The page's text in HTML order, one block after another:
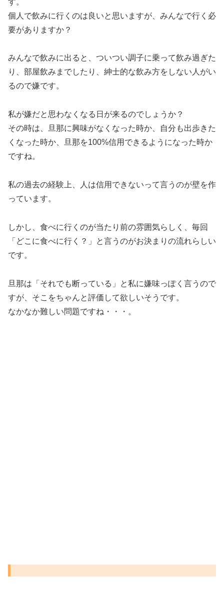
個人で飲みに行くのは良いと思いますが、みんなで行く必
要がありますか？
みんなで飲みに出ると、ついつい調子に乗って飲み過ぎた
り、部屋飲みまでしたり、紳士的な飲み方をしない人がい
るので嫌です。
私が嫌だと思わなくなる日が来るのでしょうか？
その時は、旦那に興味がなくなった時か、自分も出歩きた
くなった時か、旦那を100%信用できるようになった時か
ですね。
私の過去の経験上、人は信用できないって言うのが壁を作
っています。
しかし、食べに行くのが当たり前の雰囲気らしく、毎回
「どこに食べに行く？」と言うのがお決まりの流れらしい
です。
旦那は「それでも断っている」と私に嫌味っぽく言うので
すが、そこをちゃんと評価して欲しいそうです。
なかなか難しい問題ですね・・・。